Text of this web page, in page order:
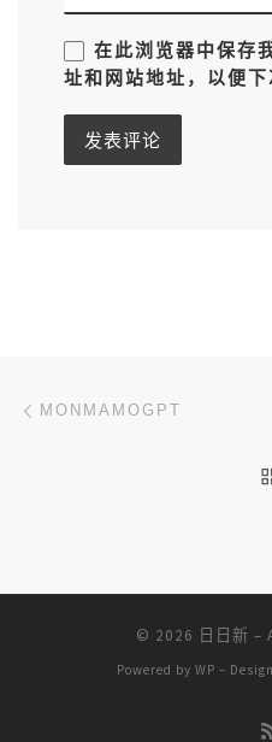
在此浏览器中保存
址和网站地址，以便下
文章导航
MONMAMOGPT
© 2026 日日新 –
Powered by WP –